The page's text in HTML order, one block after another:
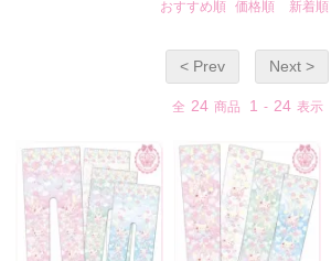
おすすめ順 価格順 新着順
< Prev Next >
全 24 商品 1 - 24 表示